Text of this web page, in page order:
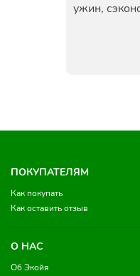
ужин,
ПОКУПАТЕЛЯМ
Как покупать
Как оставить отзыв
О НАС
Об Экойя